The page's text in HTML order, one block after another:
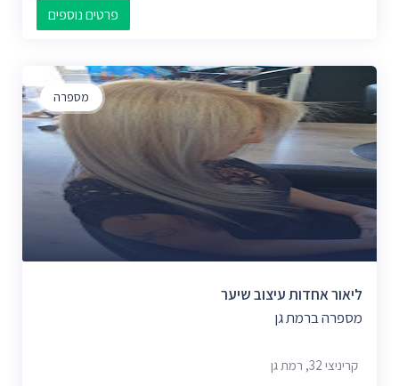
פרטים נוספים
מספרה
ליאור אחדות עיצוב שיער
מספרה ברמת גן
קריניצי 32, רמת גן